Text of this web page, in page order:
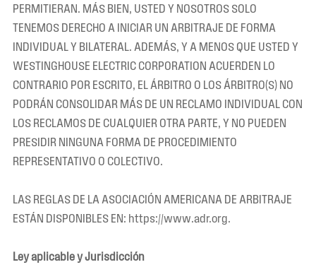
PERMITIERAN. MÁS BIEN, USTED Y NOSOTROS SOLO
TENEMOS DERECHO A INICIAR UN ARBITRAJE DE FORMA
INDIVIDUAL Y BILATERAL. ADEMÁS, Y A MENOS QUE USTED Y
WESTINGHOUSE ELECTRIC CORPORATION ACUERDEN LO
CONTRARIO POR ESCRITO, EL ÁRBITRO O LOS ÁRBITRO(S) NO
PODRÁN CONSOLIDAR MÁS DE UN RECLAMO INDIVIDUAL CON
LOS RECLAMOS DE CUALQUIER OTRA PARTE, Y NO PUEDEN
PRESIDIR NINGUNA FORMA DE PROCEDIMIENTO
REPRESENTATIVO O COLECTIVO.
LAS REGLAS DE LA ASOCIACIÓN AMERICANA DE ARBITRAJE
ESTÁN DISPONIBLES EN: https://www.adr.org.
Ley aplicable y Jurisdicción